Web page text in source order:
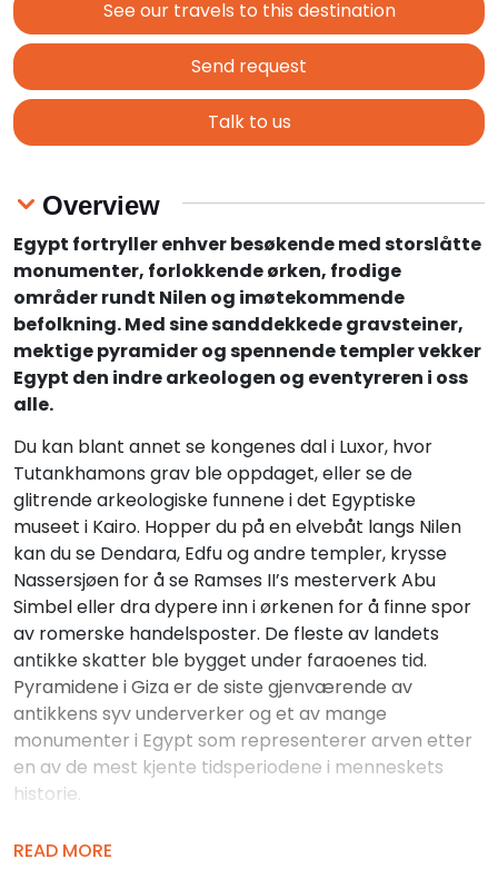
See our travels to this destination
Send request
Talk to us
Overview
Egypt fortryller enhver besøkende med storslåtte
monumenter, forlokkende ørken, frodige
områder rundt Nilen og imøtekommende
befolkning. Med sine sanddekkede gravsteiner,
mektige pyramider og spennende templer vekker
Egypt den indre arkeologen og eventyreren i oss
alle.
Du kan blant annet se kongenes dal i Luxor, hvor
Tutankhamons grav ble oppdaget, eller se de
glitrende arkeologiske funnene i det Egyptiske
museet i Kairo. Hopper du på en elvebåt langs Nilen
kan du se Dendara, Edfu og andre templer, krysse
Nassersjøen for å se Ramses II’s mesterverk Abu
Simbel eller dra dypere inn i ørkenen for å finne spor
av romerske handelsposter. De fleste av landets
antikke skatter ble bygget under faraoenes tid.
Pyramidene i Giza er de siste gjenværende av
antikkens syv underverker og et av mange
monumenter i Egypt som representerer arven etter
en av de mest kjente tidsperiodene i menneskets
historie.
gjennom arkitektur, vil du best bli kjent med Egypt
READ MORE